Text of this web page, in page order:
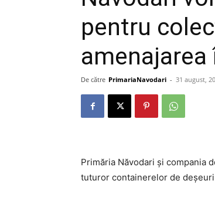
pentru
De către PrimariaNavodari - 31 august,
Primăria Năvodari și compania
tuturor containerelor de